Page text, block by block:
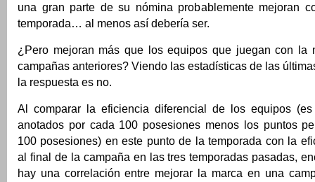
una gran parte de su nómina probablemente mejoran
temporada… al menos así debería ser.
¿Pero mejoran más que los equipos que juegan con la
campañas anteriores? Viendo las estadísticas de las
la respuesta es no.
Al comparar la eficiencia diferencial de los equipos
anotados por cada 100 posesiones menos los puntos
100 posesiones) en este punto de la temporada con la
al final de la campaña en las tres temporadas pasadas,
hay una correlación entre mejorar la marca en una